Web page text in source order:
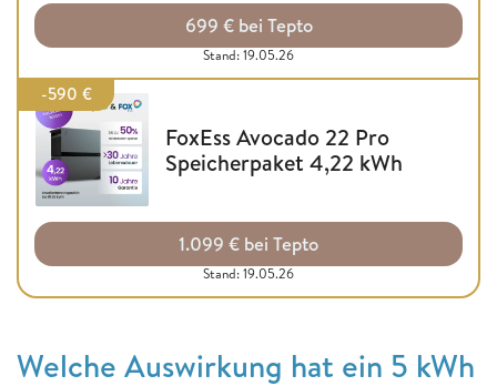
699 € bei Tepto
Stand: 19.05.26
-590 €
FoxEss Avocado 22 Pro
Speicherpaket 4,22 kWh
1.099 € bei Tepto
Stand: 19.05.26
Welche Auswirkung hat ein 5 kWh